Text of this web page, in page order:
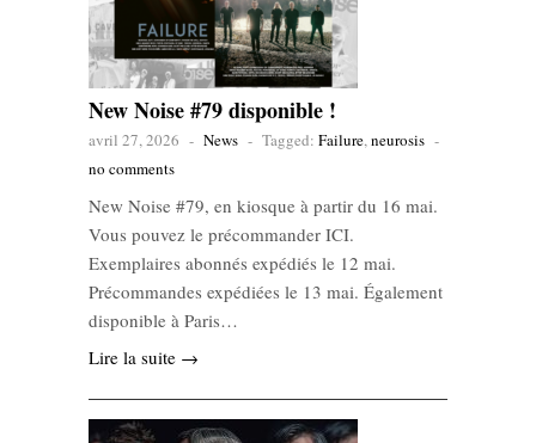
New Noise #79 disponible !
avril 27, 2026 - News - Tagged: Failure,neurosis -
no comments
New Noise #79, en kiosque à partir du 16 mai.
Vous pouvez le précommander ICI.
Exemplaires abonnés expédiés le 12 mai.
Précommandes expédiées le 13 mai. Également
disponible à Paris…
Lire la suite →